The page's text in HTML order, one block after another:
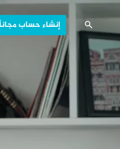
إنشاء حساب